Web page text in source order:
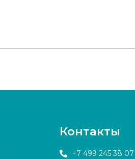
Контакты
+7 499 245 38 07